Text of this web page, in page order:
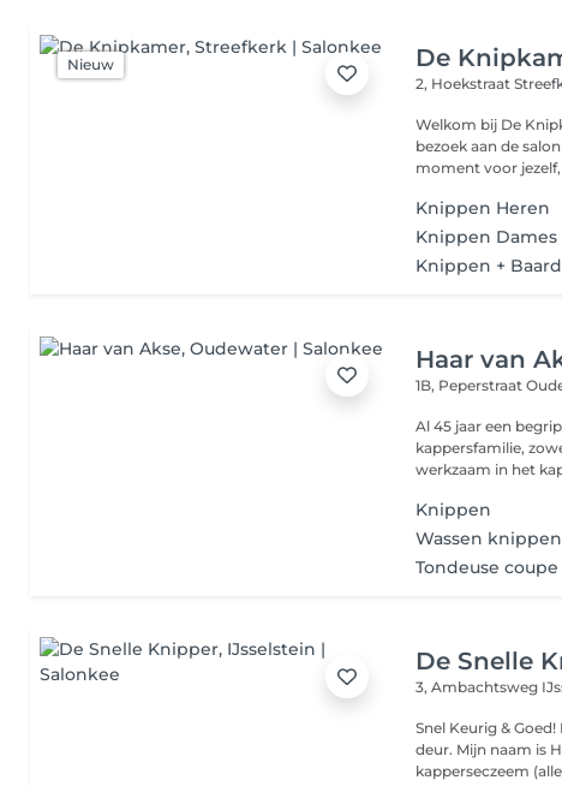
Nieuw De
2, Hoekstraat
Welkom bij De Knipkamer. Bij De Knipkamer
bezoek aan de
moment voor jezelf,
Knippen Heren
Knippen Dames
Knippen + Baard
Haar van
1B, Peperstraat
Al 45 jaar een
kappersfamilie,
werkzaam in het
Knippen
Wassen knippen
Tondeuse coupe
De Snelle
3, Ambachtsweg
Snel Keurig & Goed! Naast De Zendmast en gratis parkeren voor de
deur. Mijn naam is Hendrik. Kapper sinds 1983. Omdat ik
kapperseczeem